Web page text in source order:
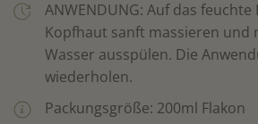
ANWENDUNG: Auf das
Kopfhaut sanft massieren und
Wasser ausspülen. Die
wiederholen.
Packungsgröße: 200ml Flakon